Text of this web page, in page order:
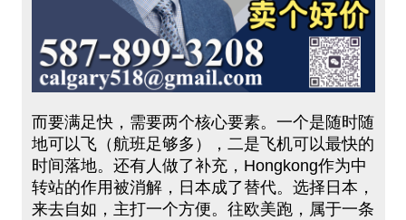
而要满足快，需要两个核心要素。一个是随时随
地可以飞（航班足够多），二是飞机可以最快的
时间落地。还有人做了补充，Hongkong作为中
转站的作用被消解，日本成了替代。选择日本，
来去自如，主打一个方便。往欧美跑，属于一条